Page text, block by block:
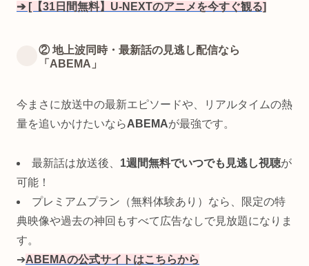
➔ [【31日間無料】U-NEXTのアニメを今すぐ観る]
② 地上波同時・最新話の見逃し配信なら
「ABEMA」
今まさに放送中の最新エピソードや、リアルタイムの熱
量を追いかけたいならABEMAが最強です。
最新話は放送後、 1週間無料でいつでも見逃し視聴が
可能！
プレミアムプラン（無料体験あり）なら、限定の特
典映像や過去の神回もすべて広告なしで見放題になりま
す。
➔ABEMAの公式サイトはこちらから